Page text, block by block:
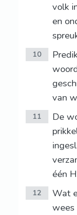
volk
en
10
van
11
De
één
12
Wat
wees